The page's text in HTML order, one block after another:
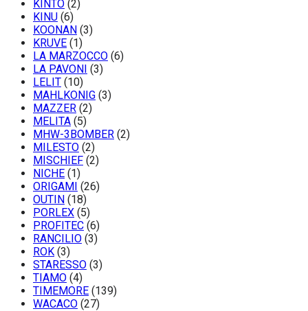
KINTO (2)
KINU (6)
KOONAN (3)
KRUVE (1)
LA MARZOCCO (6)
LA PAVONI (3)
LELIT (10)
MAHLKONIG (3)
MAZZER (2)
MELITA (5)
MHW-3BOMBER (2)
MILESTO (2)
MISCHIEF (2)
NICHE (1)
ORIGAMI (26)
OUTIN (18)
PORLEX (5)
PROFITEC (6)
RANCILIO (3)
ROK (3)
STARESSO (3)
TIAMO (4)
TIMEMORE (139)
WACACO (27)